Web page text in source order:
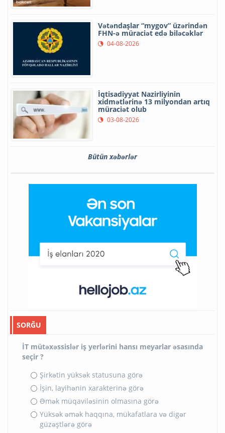
Vətəndaşlar “mygov” üzərindən
FHN-ə müraciət edə biləcəklər
04-08-2026
İqtisadiyyat Nazirliyinin
xidmətlərinə 13 milyondan artıq
müraciət olub
03-08-2026
Bütün xəbərlər
SORĞU
İT mütəxəssislər iş yerlərini hansı meyarlar əsasında
seçir ?
Şirkətin yüksək statusuna görə
İşin, layihənin xarakterinə görə
Əmək müqaviləsinin olmasına görə
Yüksək əmək haqqına, mükafatlara və digər
güzəştlərə görə